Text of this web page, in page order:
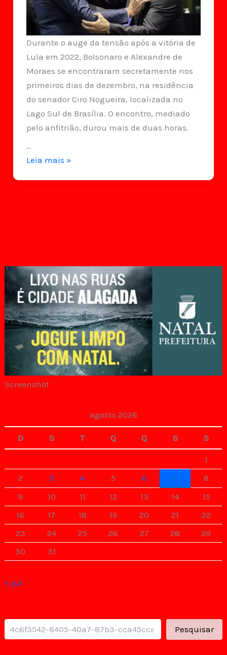
Screenshot
agosto 2026
D S T Q Q S S
1
2
3 4 5 6 7
8
9
10 11 12 13 14
15
16
17 18 19 20 21
22
23
24 25 26 27 28
29
30
31
« jul
Pesquisar
Durante o auge da tensão após a vitória de
Lula em 2022, Bolsonaro e Alexandre de
Moraes se encontraram secretamente nos
primeiros dias de dezembro, na residência
do senador Ciro Nogueira, localizada no
Lago Sul de Brasília. O encontro, mediado
pelo anfitrião, durou mais de duas horas.
…
A
de
Moraes
Leia mais »